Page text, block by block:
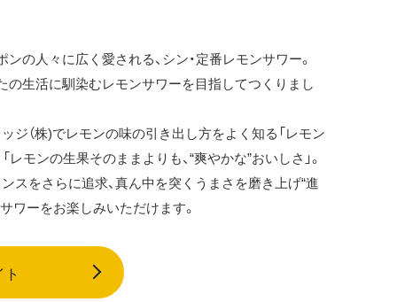
の人々に広く愛される、シン・定番レモンサワー。
の生活に馴染むレモンサワーを目指してつくりまし
ジ（株)でレモンの味の引き出し方をよく知る「レモン
レモンの生果そのままよりも、“爽やかな”おいしさ」。
スをさらに追求、真ん中を突くうまさを磨き上げ“進
ワーをお楽しみいただけます。